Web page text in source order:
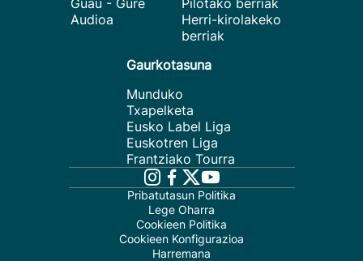
Guau - Gure
Audioa
Pilotako berriak
Herri-kirolakeko
berriak
Gaurkotasuna
Munduko
Txapelketa
Eusko Label Liga
Euskotren Liga
Frantziako Tourra
Pribatutasun Politika
Lege Oharra
Cookieen Politika
Cookieen Konfigurazioa
Harremana